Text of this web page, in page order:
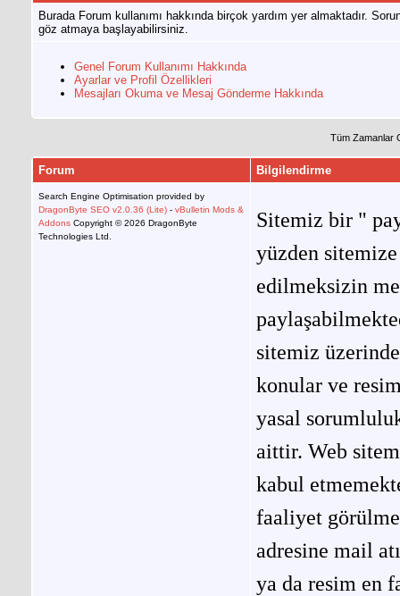
Burada Forum kullanımı hakkında birçok yardım yer almaktadır.
göz atmaya başlayabilirsiniz.
Genel Forum Kullanımı Hakkında
Ayarlar ve Profil Özellikleri
Mesajları Okuma ve Mesaj Gönderme Hakkında
Tüm Zamanlar
Forum Bilgilendirme
Search Engine Optimisation provided by
DragonByte SEO v2.0.36 (Lite) - vBulletin Mods &
Addons Copyright © 2026 DragonByte
Technologies Ltd.
Sitemiz bir "
yüzden
edilmeksizin
sitemiz
konular ve
yasal
aittir. Web
kabul
faaliyet
adresine mail
ya da resim en